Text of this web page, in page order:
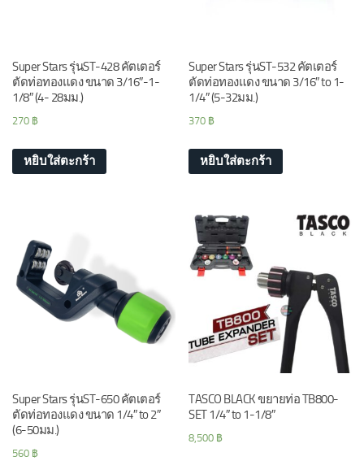
Super Stars รุ่นST-428 คัตเตอร์
ตัดท่อทองแดง ขนาด 3/16″-1-
1/8″ (4- 28มม.)
270 ฿
หยิบใส่ตะกร้า
Super Stars รุ่นST-532 คัตเตอร์
ตัดท่อทองแดง ขนาด 3/16″ to 1-
1/4″ (5-32มม.)
370 ฿
หยิบใส่ตะกร้า
Super Stars รุ่นST-650 คัตเตอร์
ตัดท่อทองแดง ขนาด 1/4″ to 2″
(6-50มม.)
560 ฿
TASCO BLACK ขยายท่อ TB800-
SET 1/4″ to 1-1/8″
8,500 ฿